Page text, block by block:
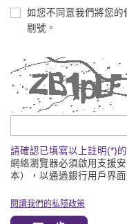
如您不同意我們將您的
剔號。
請輸入驗證碼
請確認已填寫以上註明(*)
網絡瀏覽器必須啟用支援
本），以通過銀行用戶界面
閱讀我們的私隱政策